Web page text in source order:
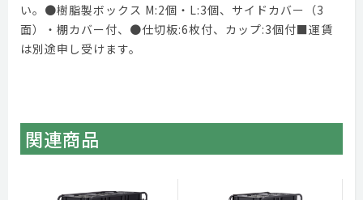
い。●樹脂製ボックス M:2個・L:3個、サイドカバー（3
面）・棚カバー付、●仕切板:6枚付、カップ:3個付■運賃
は別途申し受けます。
関連商品